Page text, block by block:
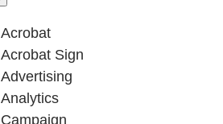
Acrobat
Acrobat Sign
Advertising
Analytics
Campaign